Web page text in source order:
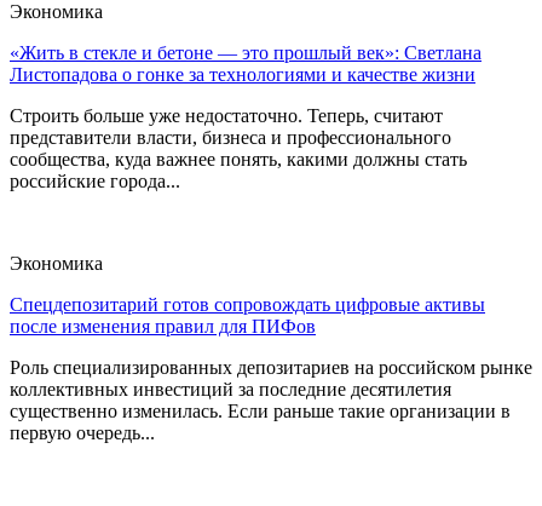
Экономика
«Жить в стекле и бетоне — это прошлый век»: Светлана
Листопадова о гонке за технологиями и качестве жизни
Строить больше уже недостаточно. Теперь, считают
представители власти, бизнеса и профессионального
сообщества, куда важнее понять, какими должны стать
российские города...
Экономика
Спецдепозитарий готов сопровождать цифровые активы
после изменения правил для ПИФов
Роль специализированных депозитариев на российском рынке
коллективных инвестиций за последние десятилетия
существенно изменилась. Если раньше такие организации в
первую очередь...